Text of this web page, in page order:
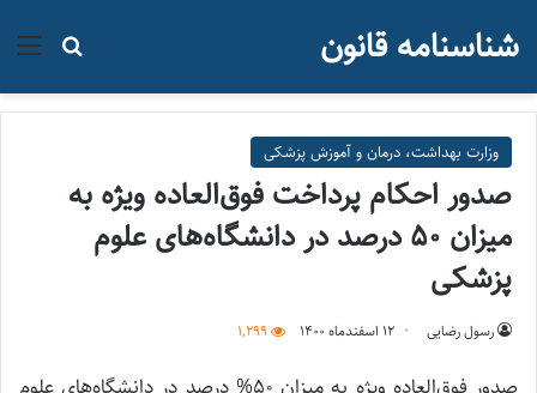
جستجو شناسنامه قانون
وزارت بهداشت، درمان و آموزش پزشکی
صدور احکام پرداخت فوق‌العاده ویژه به
میزان ۵۰ درصد در دانشگاه‌های علوم
پزشکی
رسول رضایی ۱۲ اسفند‌ماه ۱۴۰۰ 1,299